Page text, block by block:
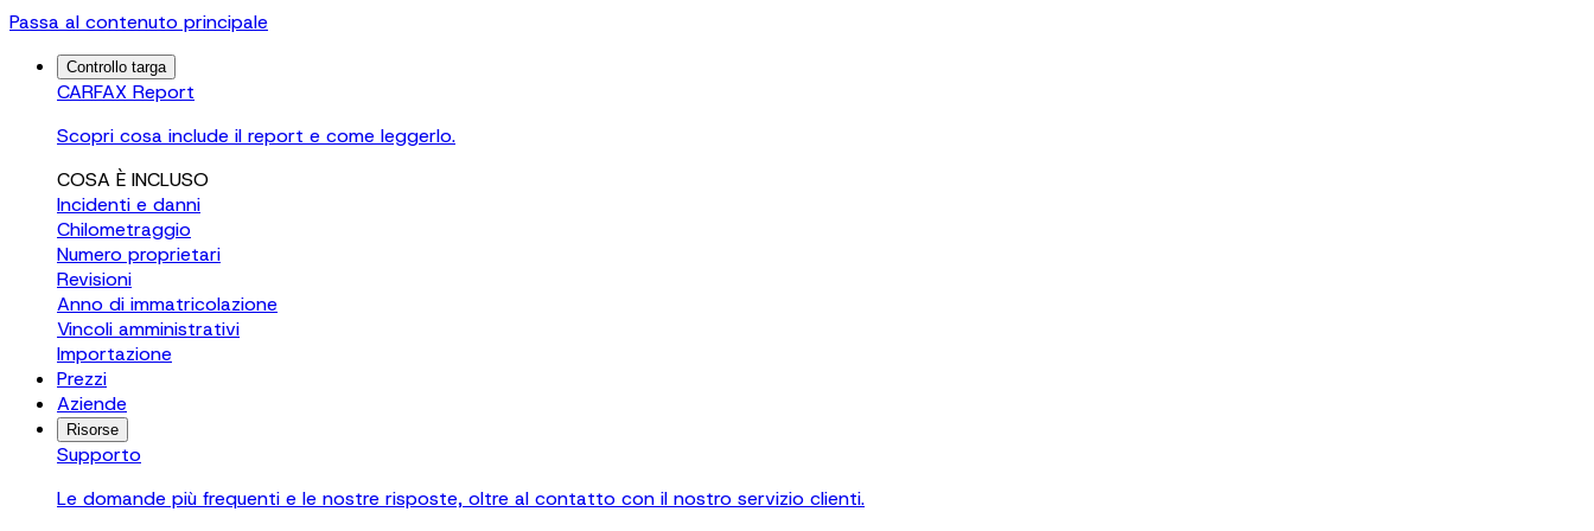
Passa al contenuto principale
Controllo targa
CARFAX Report
Scopri cosa include il report e come leggerlo.
COSA È INCLUSO
Incidenti e danni
Chilometraggio
Numero proprietari
Revisioni
Anno di immatricolazione
Vincoli amministrativi
Importazione
Prezzi
Aziende
Risorse
Supporto
Le domande più frequenti e le nostre risposte, oltre al contatto con il nostro servizio clienti.